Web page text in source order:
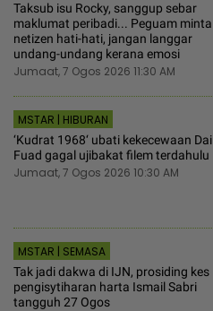
Taksub isu Rocky, sanggup sebar
maklumat peribadi... Peguam minta
netizen hati-hati, jangan langgar
undang-undang kerana emosi
Jumaat, 7 Ogos 2026 11:30 AM
MSTAR | HIBURAN
‘Kudrat 1968‘ ubati kekecewaan Dai
Fuad gagal ujibakat filem terdahulu
Jumaat, 7 Ogos 2026 10:30 AM
MSTAR | SEMASA
Tak jadi dakwa di IJN, prosiding kes
pengisytiharan harta Ismail Sabri
tangguh 27 Ogos